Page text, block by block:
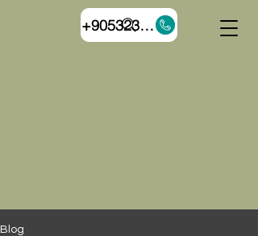
+905323055544
Blog